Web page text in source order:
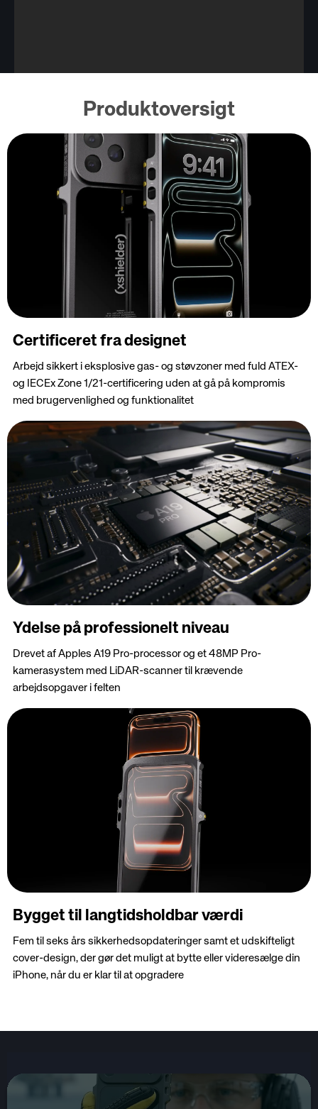
Produktoversigt
Certificeret fra designet
Arbejd sikkert i eksplosive gas- og støvzoner med fuld ATEX-
og IECEx Zone 1/21-certificering uden at gå på kompromis
med brugervenlighed og funktionalitet
Ydelse på professionelt niveau
Drevet af Apples A19 Pro-processor og et 48MP Pro-
kamerasystem med LiDAR-scanner til krævende
arbejdsopgaver i felten
Bygget til langtidsholdbar værdi
Fem til seks års sikkerhedsopdateringer samt et udskifteligt
cover-design, der gør det muligt at bytte eller videresælge din
iPhone, når du er klar til at opgradere